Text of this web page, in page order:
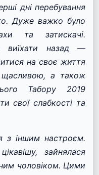
дні перебування
Дуже важко було
та затискачі.
виїхати назад —
на своє життя
щасливою, а також
Табору 2019
свої слабкості та
з іншим настроєм.
зайнялася
чоловіком. Цими